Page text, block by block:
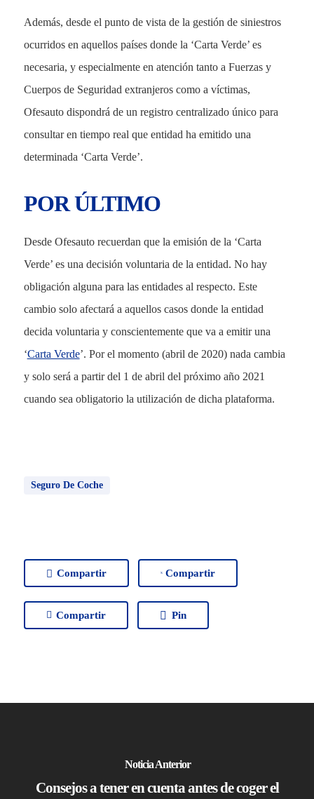
Además, desde el punto de vista de la gestión de siniestros
ocurridos en aquellos países donde la ‘Carta Verde’ es
necesaria, y especialmente en atención tanto a Fuerzas y
Cuerpos de Seguridad extranjeros como a víctimas,
Ofesauto dispondrá de un registro centralizado único para
consultar en tiempo real que entidad ha emitido una
determinada ‘Carta Verde’.
POR ÚLTIMO
Desde Ofesauto recuerdan que la emisión de la ‘Carta
Verde’ es una decisión voluntaria de la entidad. No hay
obligación alguna para las entidades al respecto. Este
cambio solo afectará a aquellos casos donde la entidad
decida voluntaria y conscientemente que va a emitir una
‘Carta Verde’. Por el momento (abril de 2020) nada cambia
y solo será a partir del 1 de abril del próximo año 2021
cuando sea obligatorio la utilización de dicha plataforma.
Seguro De Coche
Compartir Compartir
Compartir Pin
Noticia Anterior
Consejos a tener en cuenta antes de coger el
Sectores
Particulares
Vehículos